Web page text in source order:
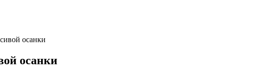
осанки
осанки